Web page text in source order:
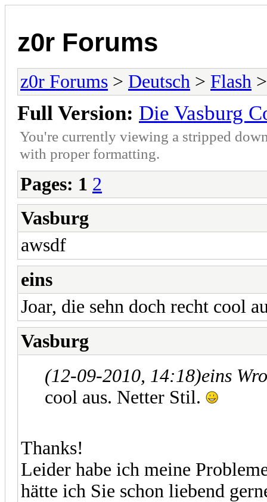
z0r Forums
z0r Forums > Deutsch > Flash
Full Version: Die Vasburg
You're currently viewing a stripped
with proper formatting.
Pages: 1 2
Vasburg
awsdf
eins
Joar, die sehn doch recht cool
Vasburg
(12-09-2010, 14:18)eins
cool aus. Netter Stil.
Thanks!
Leider habe ich meine
hätte ich Sie schon liebend